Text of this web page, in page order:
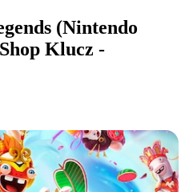
(Nintendo
Klucz -